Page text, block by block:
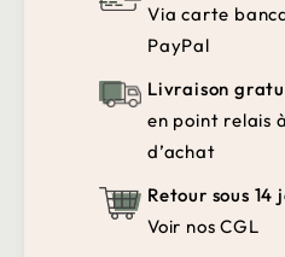
Via carte
PayPal
Livraison
en point relais
d’achat
Retour sous 14
Voir nos CGL